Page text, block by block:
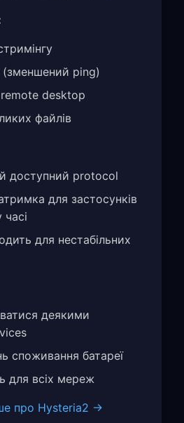
(зменшений ping)
desktop
файлів
доступний protocol
для застосунків
для нестабільних
деякими
споживання батареї
для всіх мереж
про Hysteria2 →